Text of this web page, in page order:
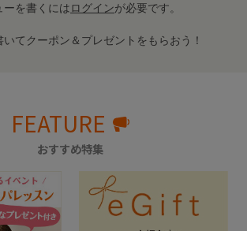
を書くにはログインが必要です。
いてクーポン＆プレゼントをもらおう！
FEATURE
おすすめ特集